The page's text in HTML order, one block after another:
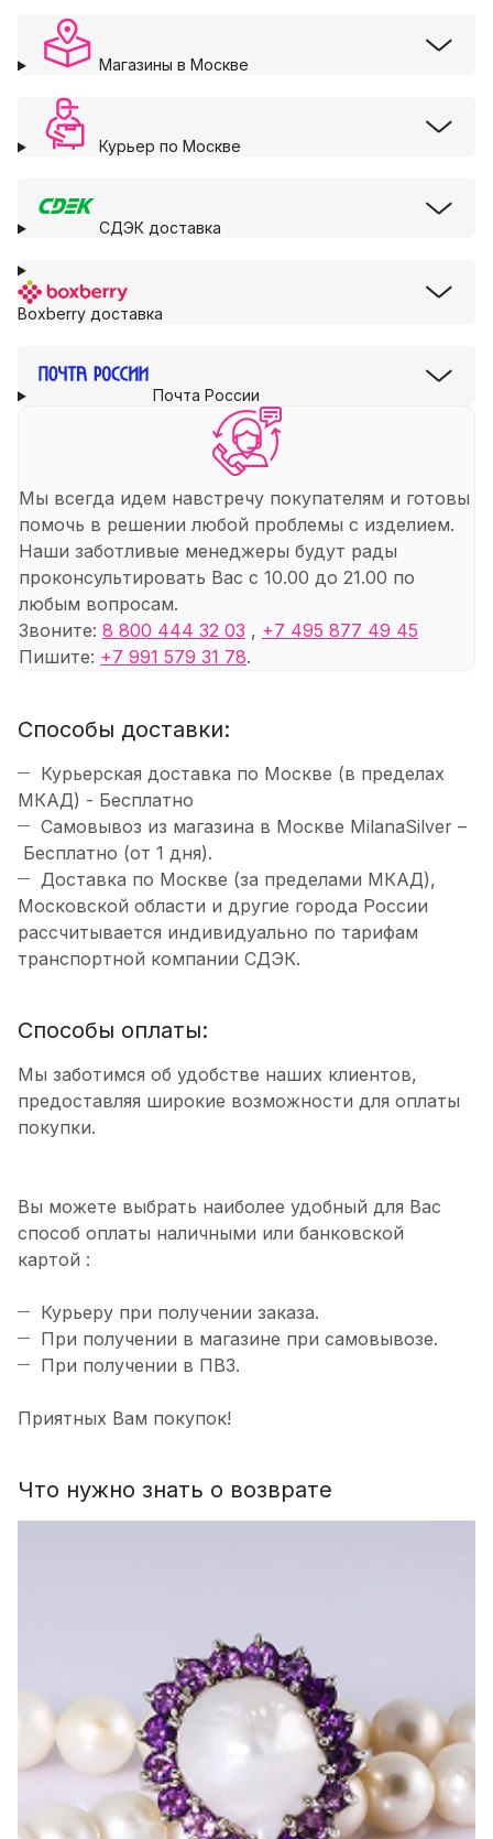
Магазины в Москве
Курьер по Москве
СДЭК доставка
Boxberry доставка
Почта России
Мы всегда идем навстречу покупателям и готовы
помочь в решении любой проблемы с изделием.
Наши заботливые менеджеры будут рады
проконсультировать Вас с 10.00 до 21.00 по
любым вопросам.
Звоните: 8 800 444 32 03 , +7 495 877 49 45
Пишите: +7 991 579 31 78.
Способы доставки:
Курьерская доставка по Москве (в пределах
МКАД) - Бесплатно
Самовывоз из магазина в Москве MilanaSilver –
Бесплатно (от 1 дня).
Доставка по Москве (за пределами МКАД),
Московской области и другие города России
рассчитывается индивидуально по тарифам
транспортной компании СДЭК.
Способы оплаты:
Мы заботимся об удобстве наших клиентов,
предоставляя широкие возможности для оплаты
покупки.
Вы можете выбрать наиболее удобный для Вас
способ оплаты наличными или банковской
картой :
Курьеру при получении заказа.
При получении в магазине при самовывозе.
При получении в ПВЗ.
Приятных Вам покупок!
Что нужно знать о возврате